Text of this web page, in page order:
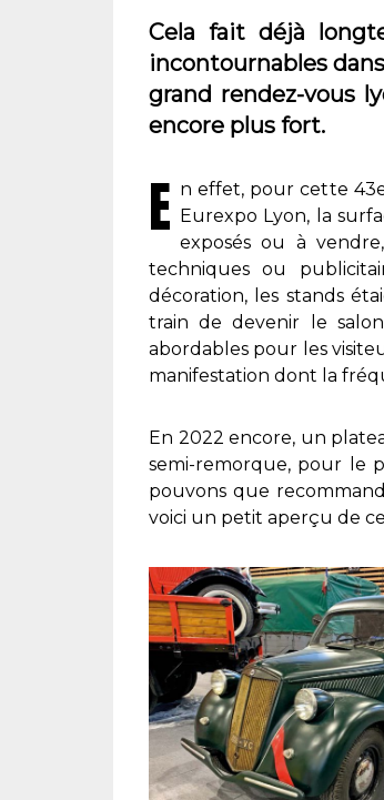
Cela fait déjà
incontournables
grand rendez-vous
encore plus fort.
E n effet, pour cette
Eurexpo Lyon, la
exposés ou à
techniques ou
décoration, les stands
train de devenir le
abordables pour les
manifestation dont la
En 2022 encore, un
semi-remorque, pour le
pouvons que
voici un petit aperçu de